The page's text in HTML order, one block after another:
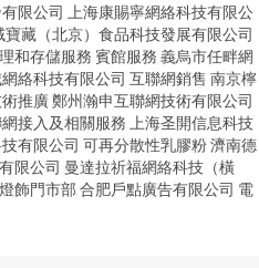
限公司
上海康賜寧網絡科技有限公
寶藏（北京）食品科技發展有限公司
和存儲服務 賓館服務 義烏市任畔網
絡科技有限公司 互聯網銷售 南京檸
推廣鄭州瀚申互聯網技術有限公司
接入及相關服務 上海圣開信息科技
有限公司 可再分散性乳膠粉濟南德
限公司 曼達拉祈福網絡科技（橫
飾門市部 合肥戶點廣告有限公司 電